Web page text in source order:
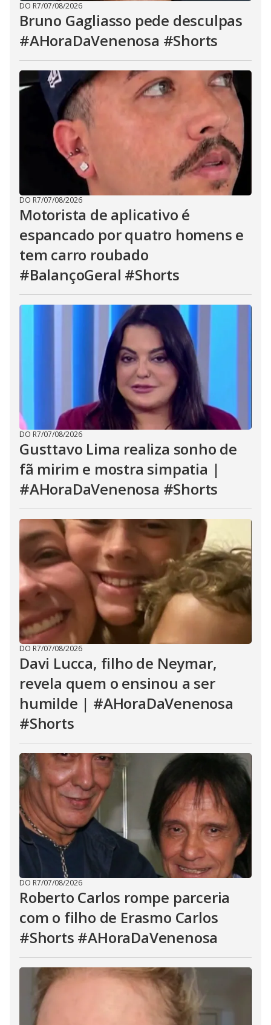
DO R7/07/08/2026
Bruno Gagliasso pede desculpas
#AHoraDaVenenosa #Shorts
DO R7/07/08/2026
Motorista de aplicativo é
espancado por quatro homens e
tem carro roubado
#BalançoGeral #Shorts
DO R7/07/08/2026
Gusttavo Lima realiza sonho de
fã mirim e mostra simpatia |
#AHoraDaVenenosa #Shorts
DO R7/07/08/2026
Davi Lucca, filho de Neymar,
revela quem o ensinou a ser
humilde | #AHoraDaVenenosa
#Shorts
DO R7/07/08/2026
Roberto Carlos rompe parceria
com o filho de Erasmo Carlos
#Shorts #AHoraDaVenenosa